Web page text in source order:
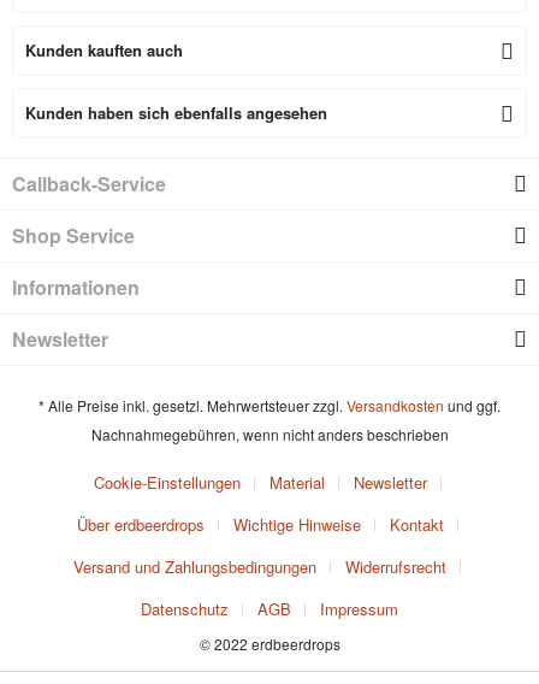
Kunden kauften auch
Kunden haben sich ebenfalls angesehen
Callback-Service
Shop Service
Informationen
Newsletter
* Alle Preise inkl. gesetzl. Mehrwertsteuer zzgl. Versandkosten und ggf.
Nachnahmegebühren, wenn nicht anders beschrieben
Cookie-Einstellungen Material
Newsletter
Über erdbeerdrops
Wichtige Hinweise
Kontakt
Versand und Zahlungsbedingungen
Widerrufsrecht
Datenschutz
AGB Impressum
© 2022 erdbeerdrops